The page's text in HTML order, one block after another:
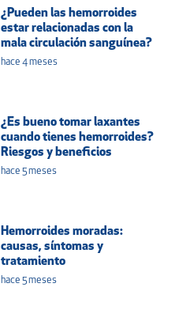
¿Pueden las hemorroides
estar relacionadas con la
mala circulación sanguínea?
hace 4 meses
¿Es bueno tomar laxantes
cuando tienes hemorroides?
Riesgos y beneficios
hace 5 meses
Hemorroides moradas:
causas, síntomas y
tratamiento
hace 5 meses